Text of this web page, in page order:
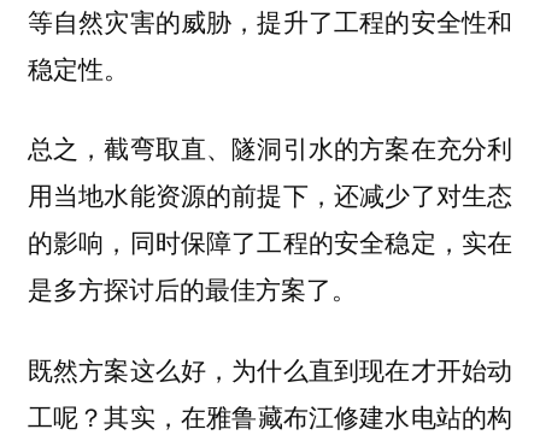
等自然灾害的威胁，提升了工程的安全性和
稳定性。
总之，截弯取直、隧洞引水的方案在充分利
用当地水能资源的前提下，还减少了对生态
的影响，同时保障了工程的安全稳定，实在
是多方探讨后的最佳方案了。
既然方案这么好，为什么直到现在才开始动
工呢？其实，在雅鲁藏布江修建水电站的构